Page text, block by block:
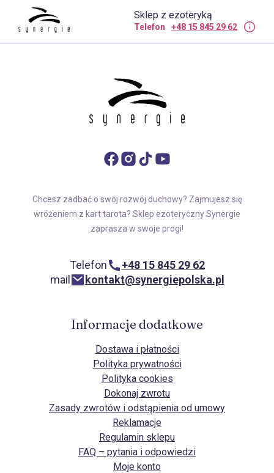
Sklep z ezoteryką
Telefon +48 15 845 29 62
Chcesz zadbać o swój rozwój duchowy? Zajmujesz się
wróżeniem z kart tarota? Sklep ezoteryczny Synergie
zaprasza w swoje progi!
Telefon
+48 15 845 29 62
mail
kontakt@synergiepolska.pl
Informacje dodatkowe
Dostawa i płatności
Polityka prywatności
Polityka cookies
Dokonaj zwrotu
Zasady zwrotów i odstąpienia od umowy
Reklamacje
Regulamin sklepu
FAQ – pytania i odpowiedzi
Moje konto